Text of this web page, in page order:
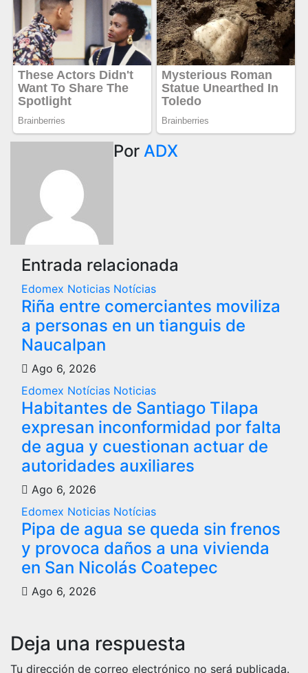
Por ADX
Entrada relacionada
Edomex Noticias Notícias
Riña entre comerciantes moviliza
a personas en un tianguis de
Naucalpan
Ago 6, 2026
Edomex Notícias Noticias
Habitantes de Santiago Tilapa
expresan inconformidad por falta
de agua y cuestionan actuar de
autoridades auxiliares
Ago 6, 2026
Edomex Noticias Notícias
Pipa de agua se queda sin frenos
y provoca daños a una vivienda
en San Nicolás Coatepec
Ago 6, 2026
Deja una respuesta
Tu dirección de correo electrónico no será publicada.